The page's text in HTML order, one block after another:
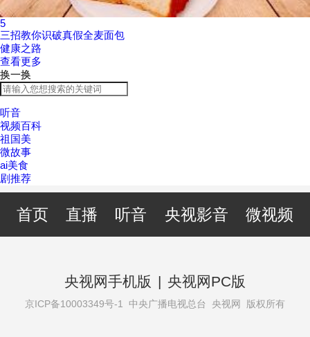
5
三招教你识破真假全麦面包
健康之路
查看更多
换一换
听音
视频百科
祖国美
微故事
ai美食
剧推荐
首页 直播 听音 央视影音 微视频
央视网手机版 | 央视网PC版
京ICP备10003349号-1 中央广播电视总台 央视网 版权所有